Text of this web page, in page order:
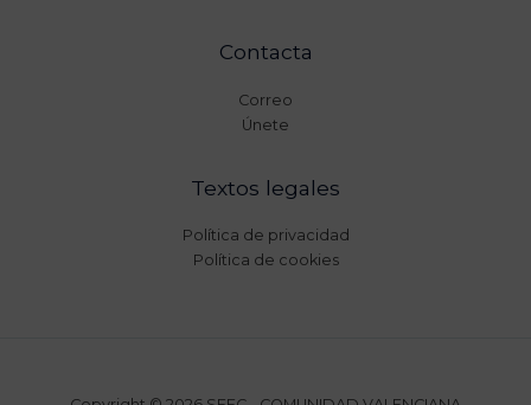
Contacta
Correo
Únete
Textos legales
Política de privacidad
Política de cookies